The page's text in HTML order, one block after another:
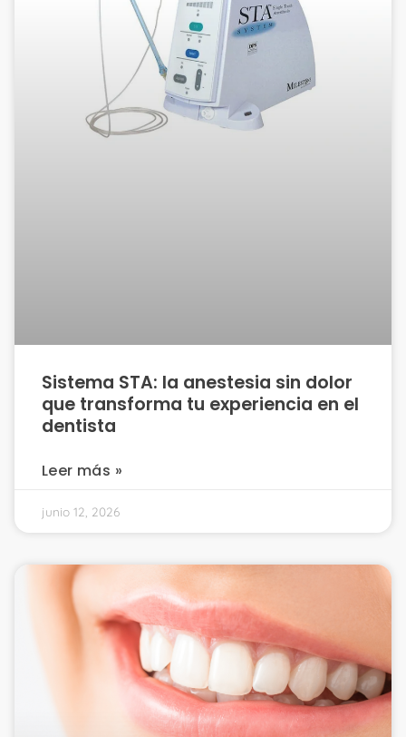
Sistema STA: la anestesia sin dolor
que transforma tu experiencia en el
dentista
Leer más »
junio 12, 2026